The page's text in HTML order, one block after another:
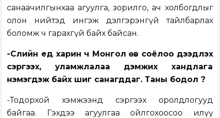
санаачилгынхаа агуулга, зорилго, ач холбогдлыг
олон нийтэд ингэж дэлгэрэнгүй тайлбарлах
боломж ч гарахгүй байх байсан.
-Сүүлийн үед харин ч Монгол өв соёлоо дээдлэх
сэргээх, уламжлалаа дэмжих хандлага
нэмэгдэж байх шиг санагддаг. Таны бодол ?
-Тодорхой хэмжээнд сэргээх оролдлогууд
байгаа. Гэхдээ агуулгаа ойлгохоосоо илүү